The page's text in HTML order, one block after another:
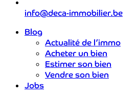
info@deca-immobilier.be
Blog
Actualité de l’immo
Acheter un bien
Estimer son bien
Vendre son bien
Jobs